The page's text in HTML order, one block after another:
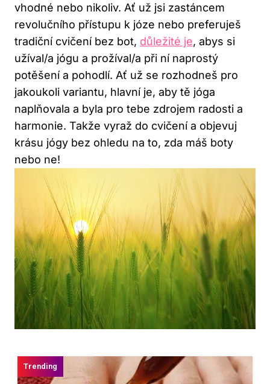
vhodné nebo nikoliv. Ať už jsi zastáncem
revolučního přístupu k józe nebo preferuješ
tradiční cvičení bez bot, důležité je, abys si
užíval/a jógu a prožíval/a při ní naprostý
potěšení a pohodlí. Ať už se rozhodneš pro
jakoukoli variantu, hlavní je, aby tě jóga
naplňovala a byla pro tebe zdrojem radosti a
harmonie. Takže vyraž do cvičení a objevuj
krásu jógy bez ohledu na to, zda máš boty
nebo ne!